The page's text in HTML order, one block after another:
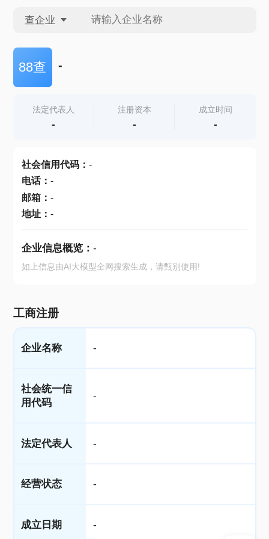
查企业
查企业
查产地
88查 -
法定代表人
-
注册资本
-
成立时间
-
社会信用代码： -
电话： -
邮箱： -
地址： -
企业信息概览： -
如上信息由AI大模型全网搜索生成，请甄别使用!
工商注册
企业名称 -
社会统一信
用代码
-
法定代表人 -
经营状态 -
成立日期 -